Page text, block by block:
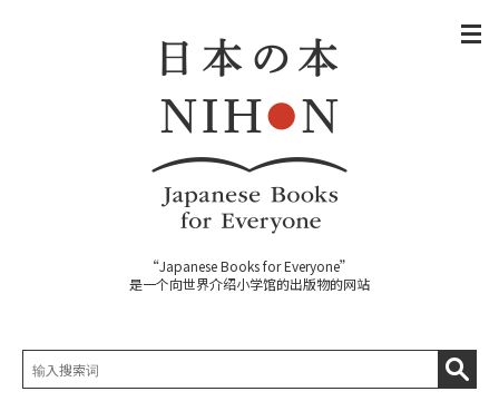
“Japanese Books for Everyone”
是一个向世界介绍小学馆的出版物的网站